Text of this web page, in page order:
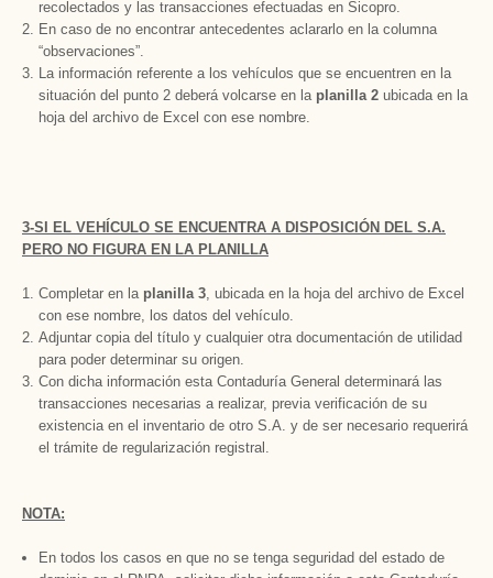
recolectados y las transacciones efectuadas en Sicopro.
En caso de no encontrar antecedentes aclararlo en la columna
“observaciones”.
La información referente a los vehículos que se encuentren en la
situación del punto 2 deberá volcarse en la planilla 2 ubicada en la
hoja del archivo de Excel con ese nombre.
3-SI EL VEHÍCULO SE ENCUENTRA A DISPOSICIÓN DEL S.A.
PERO NO FIGURA EN LA PLANILLA
Completar en la planilla 3, ubicada en la hoja del archivo de Excel
con ese nombre, los datos del vehículo.
Adjuntar copia del título y cualquier otra documentación de utilidad
para poder determinar su origen.
Con dicha información esta Contaduría General determinará las
transacciones necesarias a realizar, previa verificación de su
existencia en el inventario de otro S.A. y de ser necesario requerirá
el trámite de regularización registral.
NOTA:
En todos los casos en que no se tenga seguridad del estado de